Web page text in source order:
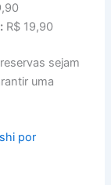
R$ 19,90
sejam
uma
por